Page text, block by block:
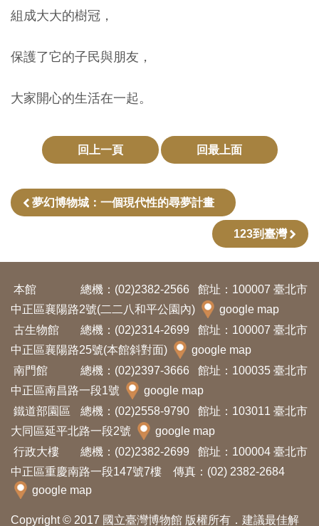
究
便
服
公
開
訊
隱
私
權
與
資
訊
安
全
宣
告
組成大大的樹冠，
保護了它的子民與朋友，
大家開心的生活在一起。
回上一頁 回最上面
夢幻博物城：一個現代性的尋夢計畫
123到臺灣
本館 總機：(02)2382-2566
館址：100007 臺北市
中正區襄陽路2號(二二八和平公園內)
google map
古生物館
總機：(02)2314-2699
館址：100007 臺北市
中正區襄陽路25號(本館斜對面)
google map
南門館
總機：(02)2397-3666
館址：100035 臺北市
中正區南昌路一段1號
google map
鐵道部園區
總機：(02)2558-9790
館址：103011 臺北市
大同區延平北路一段2號
google map
行政大樓
總機：(02)2382-2699
館址：100004 臺北市
中正區重慶南路一段147號7樓 傳真：(02) 2382-2684
google map
Copyright © 2017 國立臺灣博物館 版權所有．建議最佳解